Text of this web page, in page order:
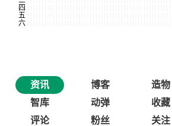
资讯 博客
造物
智库
动弹
收藏
评论
粉丝 关注